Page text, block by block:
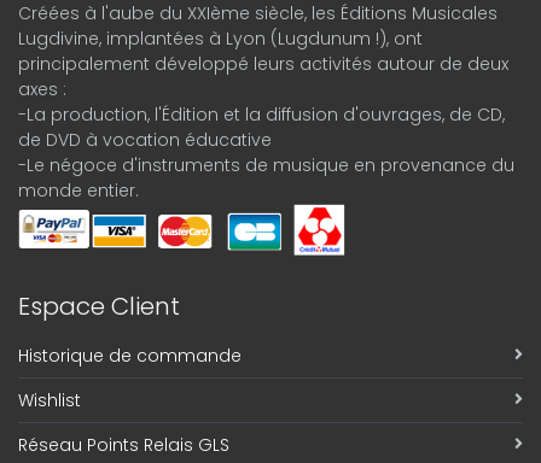
Créées à l'aube du XXIème siècle, les Éditions Musicales
Lugdivine, implantées à Lyon (Lugdunum !), ont
principalement développé leurs activités autour de deux
axes :
-La production, l'Édition et la diffusion d'ouvrages, de CD,
de DVD à vocation éducative
-Le négoce d'instruments de musique en provenance du
monde entier.
Espace Client
Historique de commande
Wishlist
Réseau Points Relais GLS